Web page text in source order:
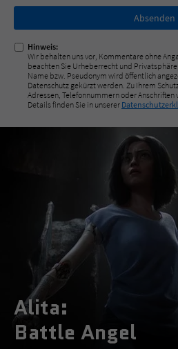
Nicht
ausfüllen!
Hinweis:
Wir behalten uns vor, Kommentare ohne
beachten Sie Urheberrecht und
Name bzw. Pseudonym wird öffentlich
Datenschutz gekürzt werden. Zu Ihrem
Adressen, Telefonnummern oder
Details finden Sie in unserer
Alita:
Battle Angel